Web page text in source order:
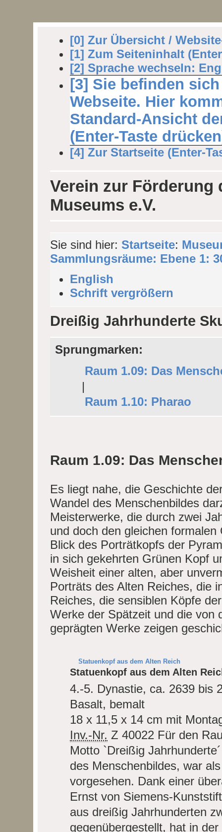
[0] Zur Übersicht /
[1] Zum Seiteninhalt
[2] Sprache wechseln:
[3] Sie befinden
Webseite. Hier
Standard-Ansicht
(Enter-Taste
[4] Zur Startseite (Enter-
Verein zur Förderung
Museums e.V.
Sie sind hier: Startseite:
Sammlungsräume: Ebene 1:
English
Schrift vergrößern
Dreißig Jahrhunderte
Sprungmarken:
Raum 1.09: Das
|
Raum 1.10: Pharao
Raum 1.09: Das
Es liegt nahe, die Geschichte
Wandel des Menschenbildes
Meisterwerke, die durch zwei
und doch den gleichen
Blick des Porträtkopfs der
in sich gekehrten Grünen Kopf
Weisheit einer alten, aber
Porträts des Alten Reiches, die
Reiches, die sensiblen Köpfe
Werke der Spätzeit und die von
geprägten Werke zeigen
Statuenkopf aus dem Alten Reich
Statuenkopf aus dem Alten
4.-5. Dynastie, ca. 2639 bis
Basalt, bemalt
18 x 11,5 x 14 cm mit
Inv.-Nr. Z 40022 Für den
Motto `Dreißig
des Menschenbildes, war
vorgesehen. Dank einer
Ernst von Siemens-
aus dreißig Jahrhunderten
gegenübergestellt, hat in